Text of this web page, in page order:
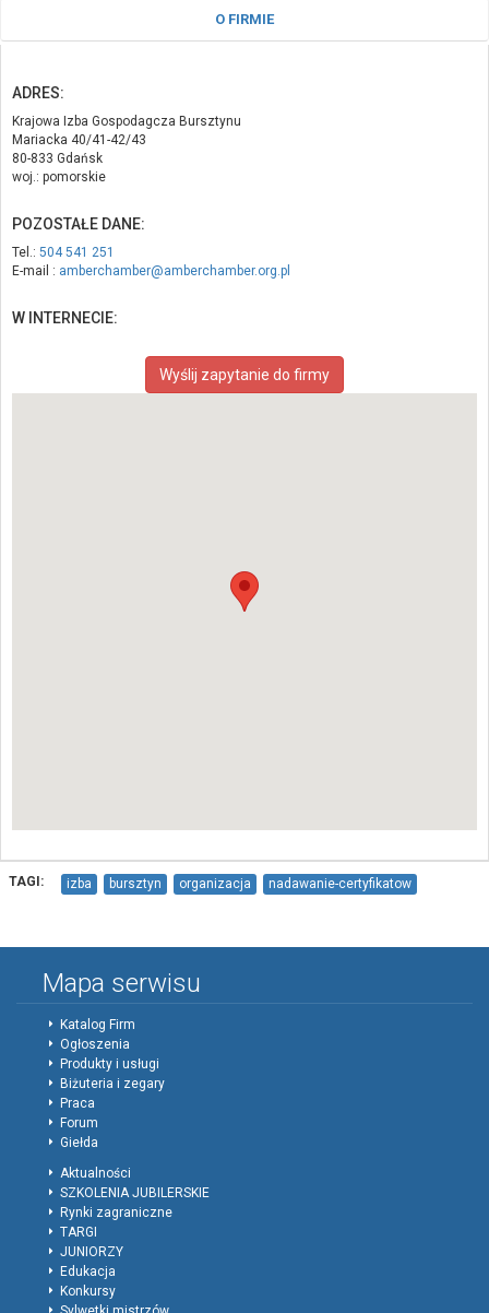
O FIRMIE
ADRES:
Krajowa Izba Gospodagcza Bursztynu
Mariacka 40/41-42/43
80-833 Gdańsk
woj.: pomorskie
POZOSTAŁE DANE:
Tel.: 504 541 251
E-mail : amberchamber@amberchamber.org.pl
W INTERNECIE:
Wyślij zapytanie do firmy
TAGI: izba bursztyn organizacja nadawanie-certyfikatow
Mapa serwisu
Katalog Firm
Ogłoszenia
Produkty i usługi
Biżuteria i zegary
Praca
Forum
Giełda
Aktualności
SZKOLENIA JUBILERSKIE
Rynki zagraniczne
TARGI
JUNIORZY
Edukacja
Konkursy